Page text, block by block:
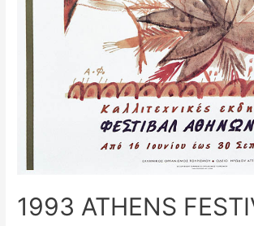
1993 ATHENS